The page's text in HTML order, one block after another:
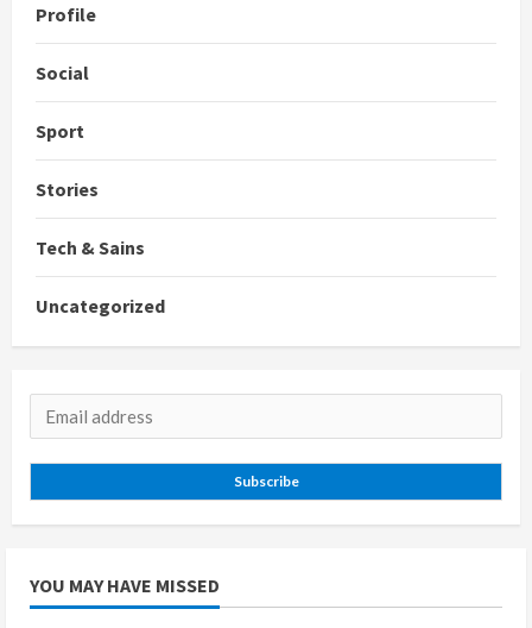
Profile
Social
Sport
Stories
Tech & Sains
Uncategorized
Subscribe
YOU MAY HAVE MISSED